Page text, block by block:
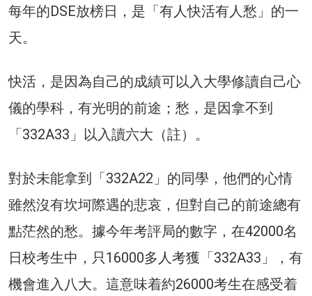
每年的DSE放榜日，是「有人快活有人愁」的一
天。
快活，是因為自己的成績可以入大學修讀自己心
儀的學科，有光明的前途；愁，是因拿不到
「332A33」以入讀六大（註）。
對於未能拿到「332A22」的同學，他們的心情
雖然沒有坎坷際遇的悲哀，但對自己的前途總有
點茫然的愁。據今年考評局的數字，在42000名
日校考生中，只16000多人考獲 「332A33」，有
機會進入八大。這意味着約26000考生在感受着